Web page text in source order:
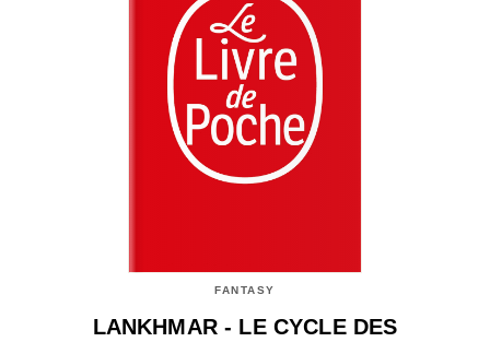
FANTASY
LANKHMAR - LE CYCLE DES